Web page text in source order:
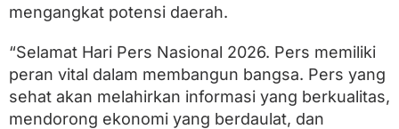
i
u
a
e
mengangkat potensi daerah.
“Selamat Hari Pers Nasional 2026. Pers memiliki
peran vital dalam membangun bangsa. Pers yang
sehat akan melahirkan informasi yang berkualitas,
mendorong ekonomi yang berdaulat, dan